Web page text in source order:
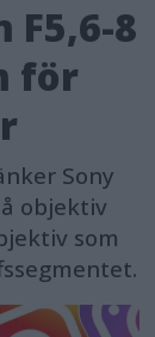
F5,6-8
för
Sony
objektiv
som